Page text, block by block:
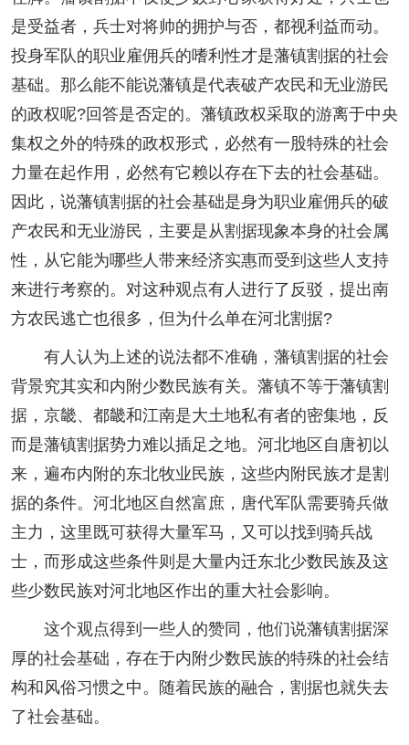
是受益者，兵士对将帅的拥护与否，都视利益而动。
投身军队的职业雇佣兵的嗜利性才是藩镇割据的社会
基础。那么能不能说藩镇是代表破产农民和无业游民
的政权呢?回答是否定的。藩镇政权采取的游离于中央
集权之外的特殊的政权形式，必然有一股特殊的社会
力量在起作用，必然有它赖以存在下去的社会基础。
因此，说藩镇割据的社会基础是身为职业雇佣兵的破
产农民和无业游民，主要是从割据现象本身的社会属
性，从它能为哪些人带来经济实惠而受到这些人支持
来进行考察的。对这种观点有人进行了反驳，提出南
方农民逃亡也很多，但为什么单在河北割据?
有人认为上述的说法都不准确，藩镇割据的社会
背景究其实和内附少数民族有关。藩镇不等于藩镇割
据，京畿、都畿和江南是大土地私有者的密集地，反
而是藩镇割据势力难以插足之地。河北地区自唐初以
来，遍布内附的东北牧业民族，这些内附民族才是割
据的条件。河北地区自然富庶，唐代军队需要骑兵做
主力，这里既可获得大量军马，又可以找到骑兵战
士，而形成这些条件则是大量内迁东北少数民族及这
些少数民族对河北地区作出的重大社会影响。
这个观点得到一些人的赞同，他们说藩镇割据深
厚的社会基础，存在于内附少数民族的特殊的社会结
构和风俗习惯之中。随着民族的融合，割据也就失去
了社会基础。